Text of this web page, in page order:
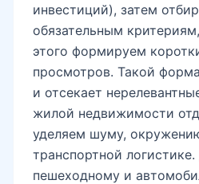
инвестиций), затем
обязательным
этого формируем
просмотров. Такой
и отсекает
жилой недвижимости
уделяем шуму,
транспортной
пешеходному и